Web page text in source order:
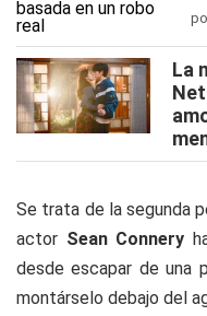
La
Se trata de la segunda
actor Sean Connery
desde escapar de una
montárselo debajo del